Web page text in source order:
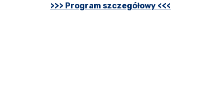
>>> Program szczegółowy <<<